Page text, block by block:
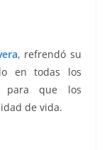
, refrendó su
en todas los
para que los
de vida.